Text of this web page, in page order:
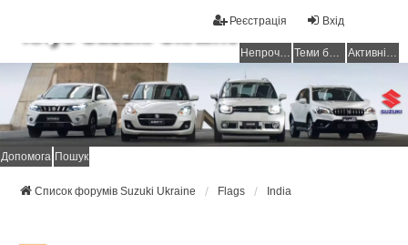
Вхід
Реєстрація
Непрочитані повідомлення Теми без відповідей Активні теми
Клуб Suzuki Ukraine
Допомога Пошук
Список форумів Suzuki Ukraine Flags India